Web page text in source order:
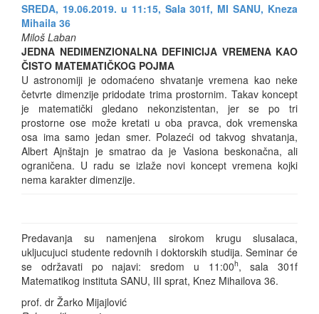
SREDA, 19.06.2019. u 11:15, Sala 301f, MI SANU, Kneza
Mihaila 36
Miloš Laban
JEDNA NEDIMENZIONALNA DEFINICIJA VREMENA KAO
ČISTO MATEMATIČKOG POJMA
U astronomiji je odomaćeno shvatanje vremena kao neke
četvrte dimenzije pridodate trima prostornim. Takav koncept
je matematički gledano nekonzistentan, jer se po tri
prostorne ose može kretati u oba pravca, dok vremenska
osa ima samo jedan smer. Polazeći od takvog shvatanja,
Albert Ajnštajn je smatrao da je Vasiona beskonačna, ali
ograničena. U radu se izlaže novi koncept vremena kojki
nema karakter dimenzije.
Predavanja su namenjena sirokom krugu slusalaca,
ukljucujuci studente redovnih i doktorskih studija. Seminar će
se održavati po najavi: sredom u 11:00h, sala 301f
Matematikog instituta SANU, III sprat, Knez Mihailova 36.
prof. dr Žarko Mijajlović